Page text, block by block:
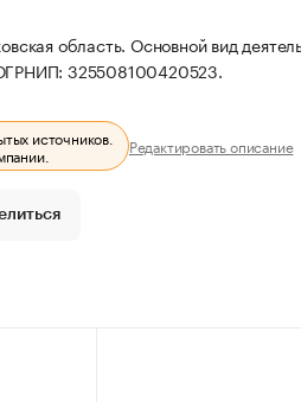
область. Основной вид
325508100420523.
источников.
Редактировать описание